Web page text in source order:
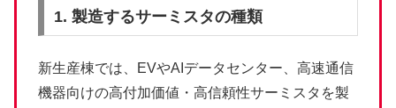
1. 製造するサーミスタの種類
新生産棟では、EVやAIデータセンター、高速通信
機器向けの高付加価値・高信頼性サーミスタを製